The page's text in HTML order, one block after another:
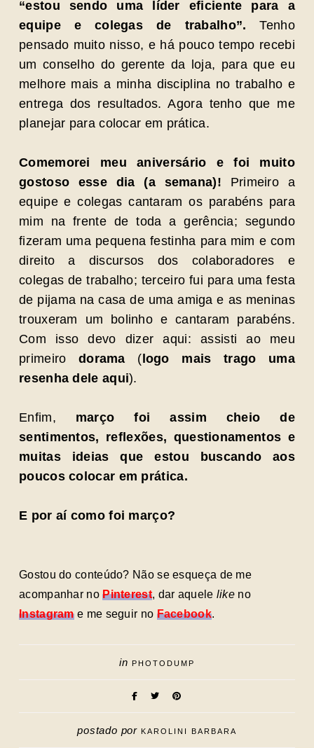
“estou sendo uma líder eficiente para a
equipe e colegas de trabalho”. Tenho
pensado muito nisso, e há pouco tempo recebi
um conselho do gerente da loja, para que eu
melhore mais a minha disciplina no trabalho e
entrega dos resultados. Agora tenho que me
planejar para colocar em prática.
Comemorei meu aniversário e foi muito
gostoso esse dia (a semana)! Primeiro a
equipe e colegas cantaram os parabéns para
mim na frente de toda a gerência; segundo
fizeram uma pequena festinha para mim e com
direito a discursos dos colaboradores e
colegas de trabalho; terceiro fui para uma festa
de pijama na casa de uma amiga e as meninas
trouxeram um bolinho e cantaram parabéns.
Com isso devo dizer aqui: assisti ao meu
primeiro dorama (logo mais trago uma
resenha dele aqui).
Enfim, março foi assim cheio de
sentimentos, reflexões, questionamentos e
muitas ideias que estou buscando aos
poucos colocar em prática.
E por aí como foi março?
Gostou do conteúdo? Não se esqueça de me
acompanhar noPinterest, dar aquele like no
Instagram e me seguir no Facebook.
in PHOTODUMP
postado por KAROLINI BARBARA